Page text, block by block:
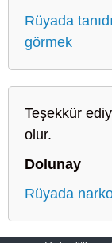
Rüyada
görmek
Teşekkür
olur.
Dolunay
Rüyada